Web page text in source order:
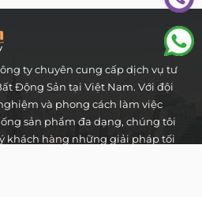
ty chuyên cung cấp dịch vụ tư
Động Sản tại Việt Nam. Với đội
và phong cách làm việc
sản phẩm đa dạng, chúng tôi
khách hàng những giải pháp tối